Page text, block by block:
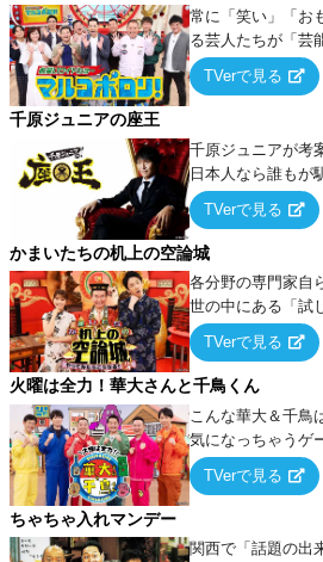
常に「笑い」「お
る芸人たちが「芸
出でて、新たなオ
TVerで見る
千原ジュニアの座王
千原ジュニアが考
日本人なら誰もが
ーム』をベースに
ケ・歌…など様々
タを競い合う！
TVerで見る
かまいたちの机上の空論城
各分野の専門家自
世の中にある「試
みたらこうなる！
論”に若手芸人らが
TVerで見る
火曜は全力！華大さんと千鳥くん
こんな華大＆千鳥
気になっちゃうゲ
ー！
TVerで見る
ちゃちゃ入れマンデー
関西で「話題の出